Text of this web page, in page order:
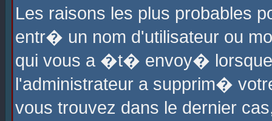
Les raisons les plus probables
entr� un nom d'utilisateur ou
qui vous a �t� envoy�
l'administrateur a supprim�
vous trouvez dans le dernier